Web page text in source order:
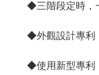
◆三階段定時，
◆外觀設計專利
◆使用新型專利